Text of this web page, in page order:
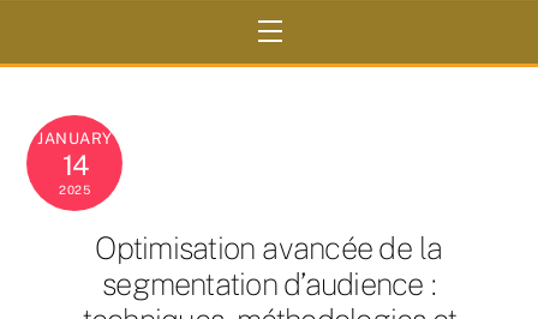
Menu
JANUARY
14
2025
Optimisation avancée de la
segmentation d’audience :